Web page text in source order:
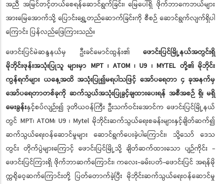
အညီ အမြင်တင့်တယ်စေရန်ဆောင်ရွက်ခြင်း၊ မြေပေါ်ရှိ ဖိုက်ဘာကေဘယ်များ
အားမြေအောက်သို့ ပြောင်းရွှေ့တည်ဆောက်ခြင်းကို စီစဉ် ဆောင်ရွက်လျက်ရှိပါ
ကြောင်း ပြန်လည်ဖြေကြားသည်။
ဖောင်းပြင်မဲဆန္ဒနယ်မှ ဦးခင်မောင်ထွန်း၏ ဖောင်းပြင်မြို့နယ်အတွင်းရှိ
မိုဘိုင်းဖုန်းအသုံးပြုသူ များမှာ MPT ၊ ATOM ၊ U9 ၊ MYTEL တို့၏ မိုဘိုင်း
ကွန်ရက်များ ယနေ့အထိ အသုံးပြု၍မရပါသဖြင့် အော်ပရေတာ ၄ ခုအနက်မှ
အော်ပရေတာတစ်ခုကို ဆက်သွယ်အသုံးပြုခွင့်ချထားပေးရန် အစီအစဉ် ရှိ၊ မရှိ
မေးခွန်းနှင့်စပ်လျဉ်း၍ ဒုတိယဝန်ကြီး ဦးသက်ဝင်းအောင်က ဖောင်းပြင်မြို့နယ်
တွင် MPT၊ ATOM၊ U9 ၊ Mytel မိုဘိုင်းဆက်သွယ်ရေးစခန်းများနှင့်ချိတ်ဆက်၍
ဆက်သွယ်ရေးဝန်ဆောင်မှုများ ဆောင်ရွက်ပေးခဲ့ပါကြောင်း၊ သို့သော် ဒေသ
တွင်း တိုက်ပွဲများကြောင့် ဖောင်းပြင်မြို့သို့ ချိတ်ဆက်ထားသော ပျဉ်ကိုင်း -
ဖောင်းပြင်ကြားရှိ ဖိုက်ဘာဆက်ကြောင်း၊ ကလေး-ခမ်းပတ်-ဖောင်းပြင် အရန်မို
က္ကရိုဝေ့ဆက်ကြောင်းတို့ ပြတ်တောက်ခဲ့ပြီး မိုဘိုင်းဆက်သွယ်ရေးဝန်ဆောင်မှု